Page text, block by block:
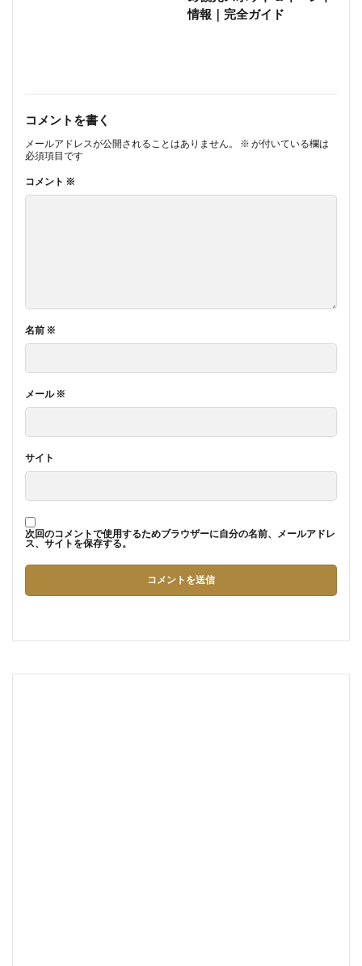
情報｜完全ガイド
コメントを書く
メールアドレスが公開されることはありません。 ※ が付いている欄は
必須項目です
コメント ※
名前 ※
メール※
サイト
次回のコメントで使用するためブラウザーに自分の名前、メールアドレ
ス、サイトを保存する。